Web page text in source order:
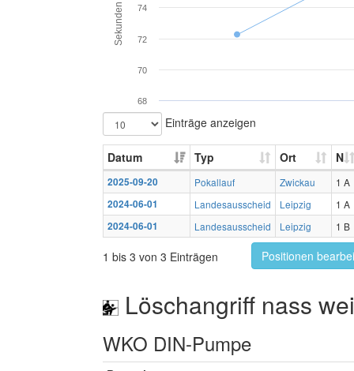
Sekunden
68
70
72
74
Einträge anzeigen
Datum Typ Ort N
2025-09-20 Pokallauf Zwickau
1 A
2024-06-01
Landesausscheid Leipzig
1 A
2024-06-01
Landesausscheid Leipzig 1 B
1 bis 3 von 3 Einträgen Positionen
Löschangriff nass
WKO DIN-Pumpe